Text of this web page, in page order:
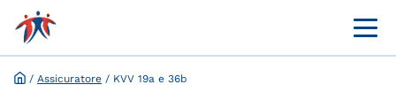
Menü
/ Assicuratore / KVV 19a e 36b